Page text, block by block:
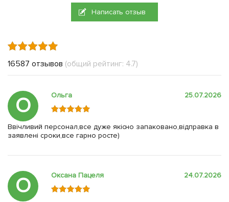
Написать отзыв
16587 отзывов (общий рейтинг: 4.7)
О Ольга 25.07.2026
Ввічливий персонал,все дуже якісно запаковано,відправка в
заявлені сроки,все гарно росте)
О Оксана Пацеля 24.07.2026